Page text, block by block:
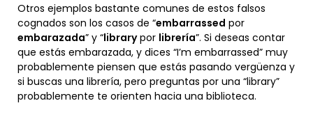
Otros ejemplos bastante comunes de estos falsos
cognados son los casos de “embarrassed por
embarazada” y “librarypor librería”. Si deseas contar
que estás embarazada, y dices “I’m embarrassed” muy
probablemente piensen que estás pasando vergüenza y
si buscas una librería, pero preguntas por una “library”
probablemente te orienten hacia una biblioteca.